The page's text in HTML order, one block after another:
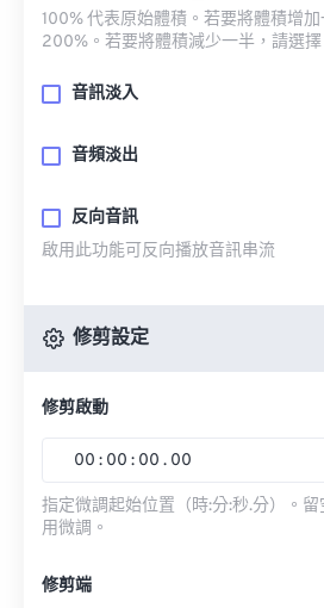
100% 代表原始體積。若要將體積增
200%。若要將體積減少一半，請選擇
音訊淡入
音頻淡出
反向音訊
啟用此功能可反向播放音訊串流
修剪設定
修剪啟動
00 : 00 : 00 . 00
指定微調起始位置（時:分:秒.分）。
用微調。
修剪端